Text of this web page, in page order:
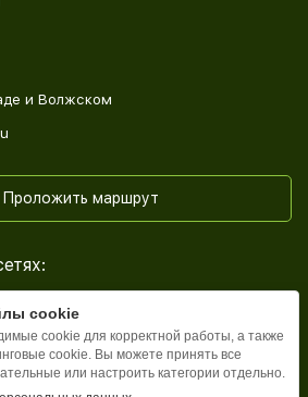
и Волжском
Проложить маршрут
cookie
cookie для корректной работы, а также
cookie. Вы можете принять все
или настроить категории отдельно.